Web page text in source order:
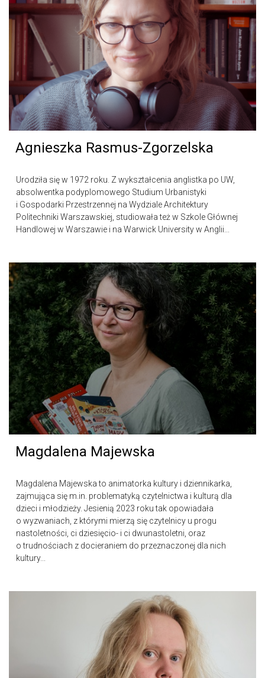
Agnieszka Rasmus-Zgorzelska
Urodziła się w 1972 roku. Z wykształcenia anglistka po UW,
absolwentka podyplomowego Studium Urbanistyki
i Gospodarki Przestrzennej na Wydziale Architektury
Politechniki Warszawskiej, studiowała też w Szkole Głównej
Handlowej w Warszawie i na Warwick University w Anglii...
Magdalena Majewska
Magdalena Majewska to animatorka kultury i dziennikarka,
zajmująca się m.in. problematyką czytelnictwa i kulturą dla
dzieci i młodzieży. Jesienią 2023 roku tak opowiadała
o wyzwaniach, z którymi mierzą się czytelnicy u progu
nastoletności, ci dziesięcio- i ci dwunastoletni, oraz
o trudnościach z docieraniem do przeznaczonej dla nich
kultury...